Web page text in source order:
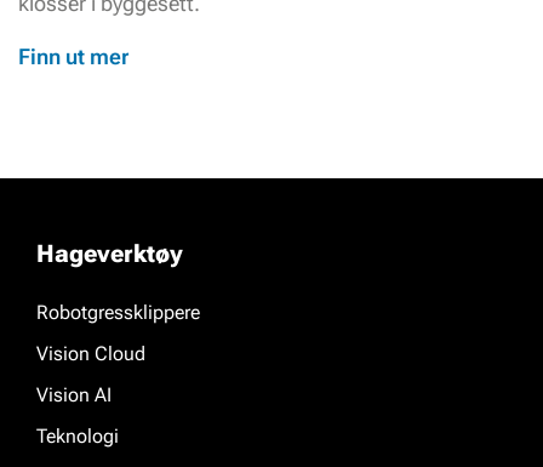
Finn ut mer
Hageverktøy
Robotgressklippere
Vision Cloud
Vision AI
Teknologi